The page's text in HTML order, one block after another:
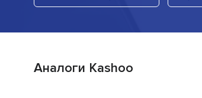
Аналоги Kashoo